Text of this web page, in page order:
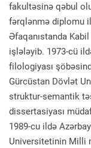
fakultəsinə qəbul
fərqlənmə diplomu
Əfaqanıstanda
işlələyib. 1973-cü
filologiyası
Gürcüstan Dövlət
struktur-semantik
dissertasiyası
1989-cu ildə
Universitetinin Milli